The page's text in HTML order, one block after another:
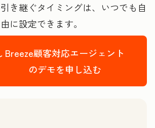
き継ぐタイミングは、いつでも自
由に設定できます。
Breeze顧客対応エージェント
のデモを申し込む